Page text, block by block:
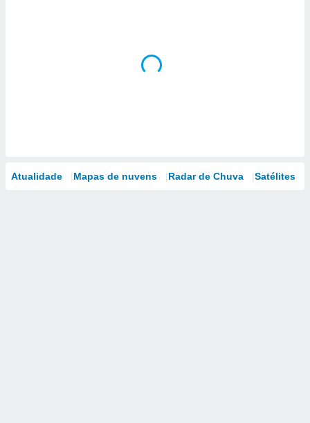
Atualidade Mapas de nuvens Radar de Chuva Satélites